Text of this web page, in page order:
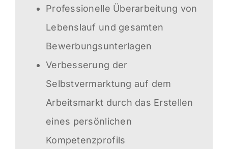
Professionelle Überarbeitung von
Lebenslauf und gesamten
Bewerbungsunterlagen
Verbesserung der
Selbstvermarktung auf dem
Arbeitsmarkt durch das Erstellen
eines persönlichen
Kompetenzprofils